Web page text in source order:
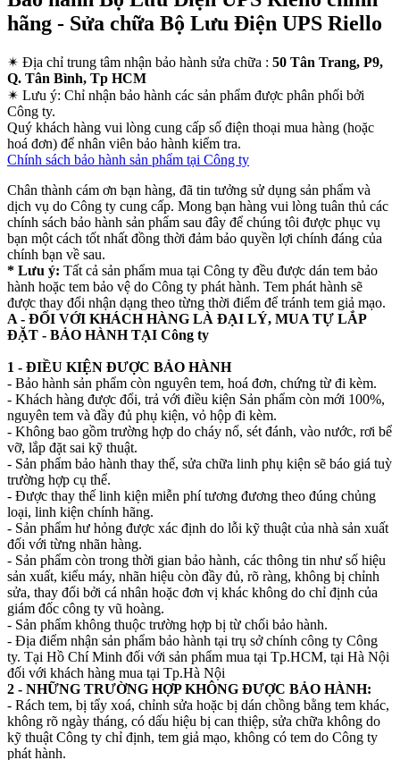
hãng - Sửa chữa Bộ Lưu Điện UPS Riello
✴ Địa chỉ trung tâm nhận bảo hành sửa chữa : 50 Tân Trang, P9,
Q. Tân Bình, Tp HCM
✴ Lưu ý: Chỉ nhận bảo hành các sản phẩm được phân phối bởi
Công ty.
Quý khách hàng vui lòng cung cấp số điện thoại mua hàng (hoặc
hoá đơn) để nhân viên bảo hành kiểm tra.
Chính sách bảo hành sản phẩm tại Công ty
Chân thành cám ơn bạn hàng, đã tin tưởng sử dụng sản phẩm và
dịch vụ do Công ty cung cấp. Mong bạn hàng vui lòng tuân thủ các
chính sách bảo hành sản phẩm sau đây để chúng tôi được phục vụ
bạn một cách tốt nhất đồng thời đảm bảo quyền lợi chính đáng của
chính bạn về sau.
* Lưu ý: Tất cả sản phẩm mua tại Công ty đều được dán tem bảo
hành hoặc tem bảo vệ do Công ty phát hành. Tem phát hành sẽ
được thay đổi nhận dạng theo từng thời điểm để tránh tem giả mạo.
A - ĐỐI VỚI KHÁCH HÀNG LÀ ĐẠI LÝ, MUA TỰ LẮP
ĐẶT - BẢO HÀNH TẠI Công ty
1 - ĐIỀU KIỆN ĐƯỢC BẢO HÀNH
- Bảo hành sản phẩm còn nguyên tem, hoá đơn, chứng từ đi kèm.
- Khách hàng được đổi, trả với điều kiện Sản phẩm còn mới 100%,
nguyên tem và đầy đủ phụ kiện, vỏ hộp đi kèm.
- Không bao gồm trường hợp do cháy nổ, sét đánh, vào nước, rơi bể
vỡ, lắp đặt sai kỹ thuật.
- Sản phẩm bảo hành thay thế, sửa chữa linh phụ kiện sẽ báo giá tuỳ
trường hợp cụ thể.
- Được thay thế linh kiện miễn phí tương đương theo đúng chủng
loại, linh kiện chính hãng.
- Sản phẩm hư hỏng được xác định do lỗi kỹ thuật của nhà sản xuất
đối với từng nhãn hàng.
- Sản phẩm còn trong thời gian bảo hành, các thông tin như số hiệu
sản xuất, kiểu máy, nhãn hiệu còn đầy đủ, rõ ràng, không bị chỉnh
sửa, thay đổi bởi cá nhân hoặc đơn vị khác không do chỉ định của
giám đốc công ty vũ hoàng.
- Sản phẩm không thuộc trường hợp bị từ chối bảo hành.
- Địa điểm nhận sản phẩm bảo hành tại trụ sở chính công ty Công
ty. Tại Hồ Chí Minh đối với sản phẩm mua tại Tp.HCM, tại Hà Nội
đối với khách hàng mua tại Tp.Hà Nội
2 - NHỮNG TRƯỜNG HỢP KHÔNG ĐƯỢC BẢO HÀNH:
- Rách tem, bị tẩy xoá, chỉnh sửa hoặc bị dán chồng bằng tem khác,
không rõ ngày tháng, có dấu hiệu bị can thiệp, sửa chữa không do
kỹ thuật Công ty chỉ định, tem giả mạo, không có tem do Công ty
phát hành.